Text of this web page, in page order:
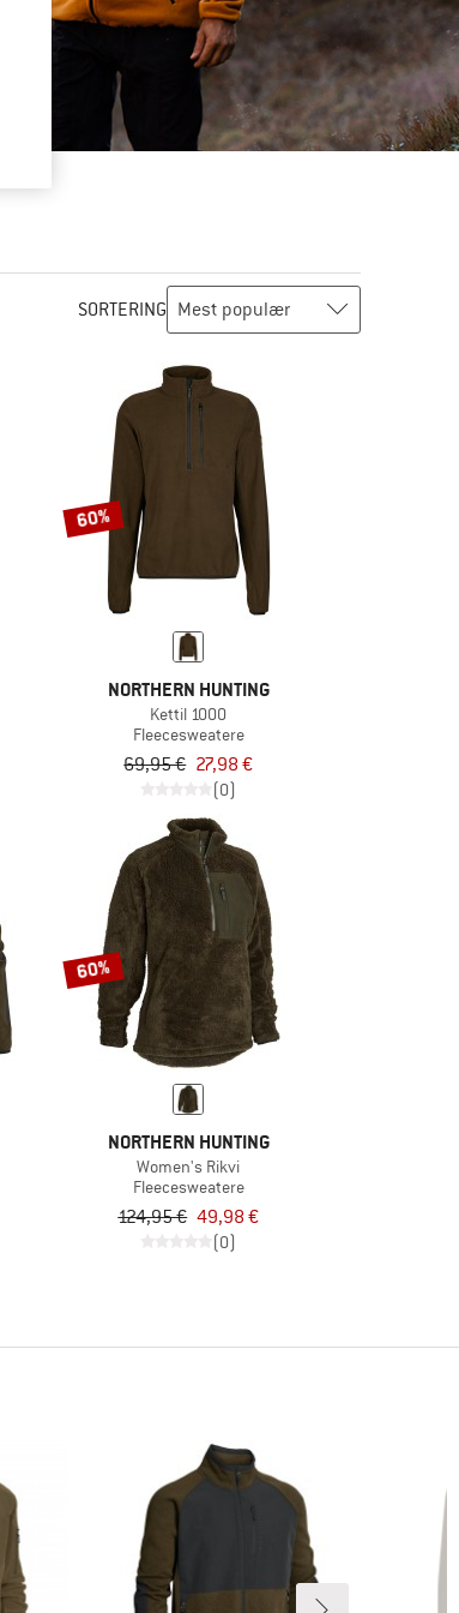
SORTERING
60%
NORTHERN HUNTING
Kettil 1000
Fleecesweatere
69,95 € 27,98 €
(0)
60%
NORTHERN HUNTING
Women's Rikvi
Fleecesweatere
124,95 € 49,98 €
(0)